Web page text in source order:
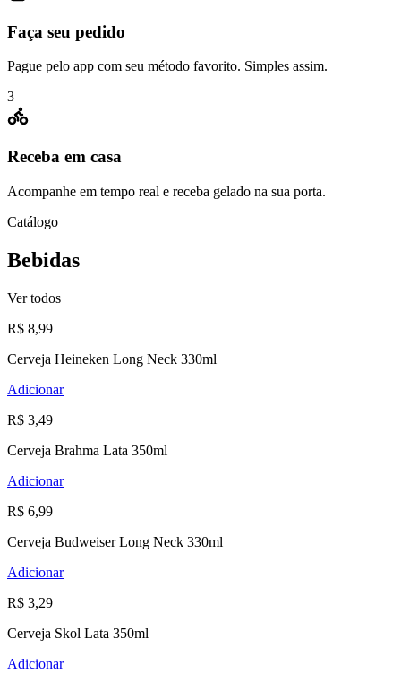
Faça seu pedido
Pague pelo app com seu método favorito. Simples assim.
3
Receba em casa
Acompanhe em tempo real e receba gelado na sua porta.
Catálogo
Bebidas
Ver todos
R$ 8,99
Cerveja Heineken Long Neck 330ml
Adicionar
R$ 3,49
Cerveja Brahma Lata 350ml
Adicionar
R$ 6,99
Cerveja Budweiser Long Neck 330ml
Adicionar
R$ 3,29
Cerveja Skol Lata 350ml
Adicionar